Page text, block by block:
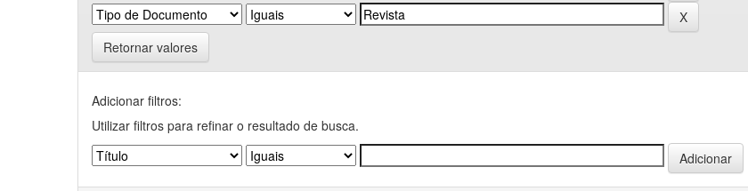
Retornar valores
Adicionar filtros:
Utilizar filtros para refinar o resultado de busca.